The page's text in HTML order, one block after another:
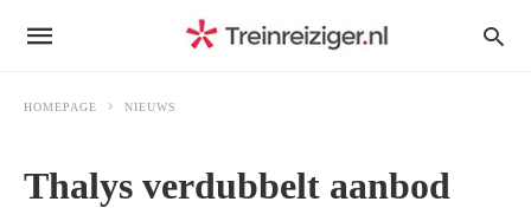
HOMEPAGE NIEUWS
Thalys verdubbelt aanbod